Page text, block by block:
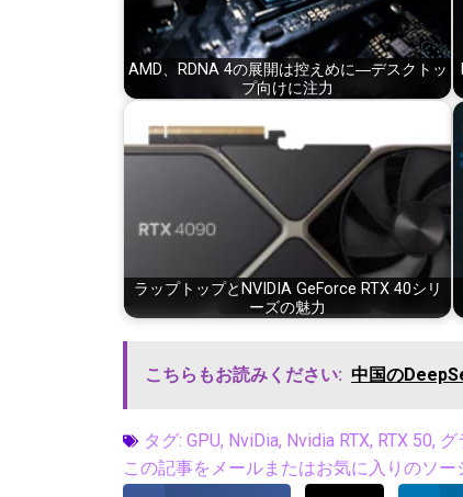
AMD、RDNA 4の展開は控えめに―デスクトッ
プ向けに注力
ラップトップとNVIDIA GeForce RTX 40シリ
ーズの魅力
こちらもお読みください: 中国の
タグ: GPU, NviDia, Nvidia RTX, RTX 50, グ
この記事をメールまたはお気に入りのソ